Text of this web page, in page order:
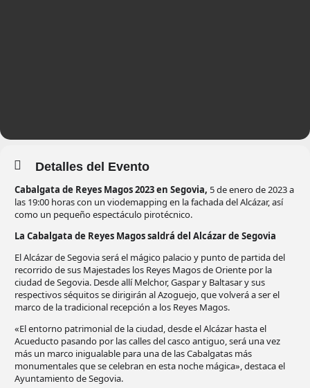
Detalles del Evento
Cabalgata de Reyes Magos 2023 en Segovia, 5 de enero de 2023 a
las 19:00 horas con un viodemapping en la fachada del Alcázar, así
como un pequeño espectáculo pirotécnico.
La Cabalgata de Reyes Magos saldrá del Alcázar de Segovia
El Alcázar de Segovia será el mágico palacio y punto de partida del
recorrido de sus Majestades los Reyes Magos de Oriente por la
ciudad de Segovia. Desde allí Melchor, Gaspar y Baltasar y sus
respectivos séquitos se dirigirán al Azoguejo, que volverá a ser el
marco de la tradicional recepción a los Reyes Magos.
«El entorno patrimonial de la ciudad, desde el Alcázar hasta el
Acueducto pasando por las calles del casco antiguo, será una vez
más un marco inigualable para una de las Cabalgatas más
monumentales que se celebran en esta noche mágica», destaca el
Ayuntamiento de Segovia.